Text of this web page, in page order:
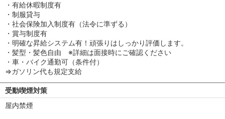
・有給休暇制度有
・制服貸与
・社会保険加入制度有（法令に準ずる）
・賞与制度有
・明確な昇給システム有！頑張りはしっかり評価します。
・髪型・髪色自由 ※詳細は面接時にご確認ください
・車・バイク通勤可（条件付）
⇒ガソリン代も規定支給
受動喫煙対策
屋内禁煙